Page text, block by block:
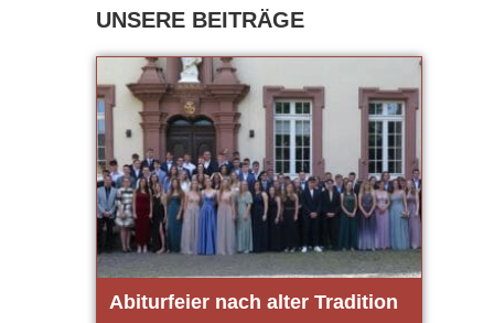
Abitur­fei­er nach alter Tra­di­ti­on